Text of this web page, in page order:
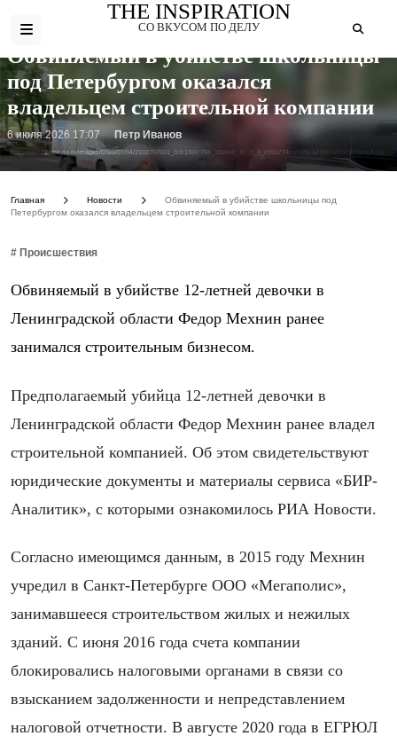
THE INSPIRATION
СО ВКУСОМ ПО ДЕЛУ
Фото:
https://cdnn21.img.ria.ru/images/07ea/07/04/2102757501_0:0:1365:769_1920x0_80_0_0_c05a734ca56f8ca47b63ef7a12c9ede4.jpg
Обвиняемый в убийстве школьницы
под Петербургом оказался
владельцем строительной компании
6 июля 2026 17:07 Петр Иванов
Главная Новости
Обвиняемый в убийстве школьницы под
Петербургом оказался владельцем строительной компании
# Происшествия
Обвиняемый в убийстве 12-летней девочки в
Ленинградской области Федор Мехнин ранее
занимался строительным бизнесом.
Предполагаемый убийца 12-летней девочки в
Ленинградской области Федор Мехнин ранее владел
строительной компанией. Об этом свидетельствуют
юридические документы и материалы сервиса «БИР-
Аналитик», с которыми ознакомилось РИА Новости.
Согласно имеющимся данным, в 2015 году Мехнин
учредил в Санкт-Петербурге ООО «Мегаполис»,
занимавшееся строительством жилых и нежилых
зданий. С июня 2016 года счета компании
блокировались налоговыми органами в связи со
взысканием задолженности и непредставлением
налоговой отчетности. В августе 2020 года в ЕГРЮЛ